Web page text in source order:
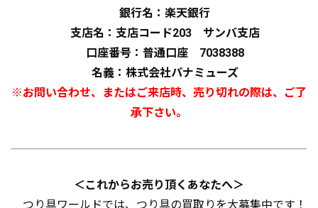
銀行名：楽天銀行
支店名：支店コード203 サンバ支店
口座番号：普通口座 7038388
名義：株式会社パナミューズ
※お問い合わせ、またはご来店時、売り切れの際は、ご了
承下さい。
＜これからお売り頂くあなたへ＞
つり具ワールドでは、つり具の買取りを大募集中です！